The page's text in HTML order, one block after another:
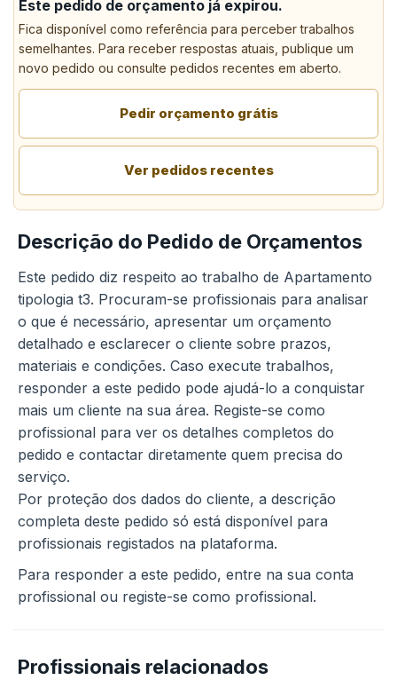
Este pedido de orçamento já expirou.
Fica disponível como referência para perceber trabalhos
semelhantes. Para receber respostas atuais, publique um
novo pedido ou consulte pedidos recentes em aberto.
Pedir orçamento grátis
Ver pedidos recentes
Descrição do Pedido de Orçamentos
Este pedido diz respeito ao trabalho de Apartamento
tipologia t3. Procuram-se profissionais para analisar
o que é necessário, apresentar um orçamento
detalhado e esclarecer o cliente sobre prazos,
materiais e condições. Caso execute trabalhos,
responder a este pedido pode ajudá-lo a conquistar
mais um cliente na sua área. Registe-se como
profissional para ver os detalhes completos do
pedido e contactar diretamente quem precisa do
serviço.
Por proteção dos dados do cliente, a descrição
completa deste pedido só está disponível para
profissionais registados na plataforma.
Para responder a este pedido, entre na sua conta
profissional ou registe-se como profissional.
Profissionais relacionados